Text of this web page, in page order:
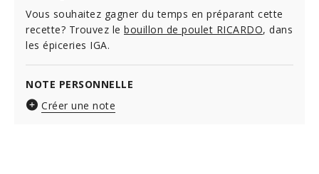
Vous souhaitez gagner du temps en préparant cette
recette? Trouvez le bouillon de poulet RICARDO, dans
les épiceries IGA.
NOTE PERSONNELLE
Créer une note